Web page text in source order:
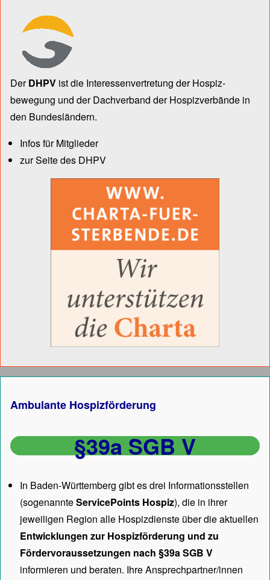
DerDHPV ist die Inter­essen­ver­tre­tung der Hospiz­
bewegung und der Dach­verband der Hospiz­verbände in
den Bun­des­län­dern.
Infos für Mitglieder
zur Seite des DHPV
Ambulante Hospizförderung
§39a SGB V
In Baden-Württemberg gibt es drei Informationsstellen
(sogenannteServicePoints Hospiz), die in ihrer
jeweiligen Region alle Hospizdienste über die aktuellen
Entwicklungen zur Hospizförderung und zu
Fördervoraussetzungen nach §39a SGB V
informieren und beraten. Ihre Ansprechpartner/innen